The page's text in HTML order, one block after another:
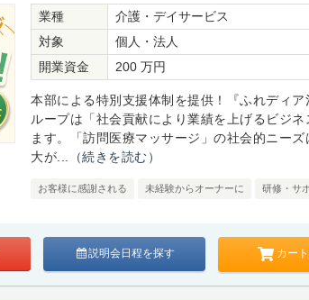
業種
介護・デイサービス
対象
個人・法人
開業資金
200 万円
本部による特別支援体制を提供！『ふれディア
ループは「社会貢献により業績を上げるビジネ
ます。「訪問医療マッサージ」の社会的ニー
大が...
（続きを読む）
お客様に感謝される 未経験からオーナーに 研修・サ
説明会日程を探す カー